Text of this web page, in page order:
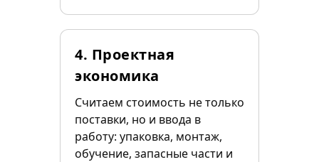
4. Проектная
экономика
Считаем стоимость не только
поставки, но и ввода в
работу: упаковка, монтаж,
обучение, запасные части и